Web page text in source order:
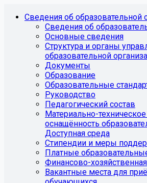
Сведения об образовательной
Сведения об
Основные сведения
Структура и органы
образовательной
Документы
Образование
Образовательные
Руководство
Педагогический состав
Материально-
оснащённость
Доступная среда
Стипендии и меры
Платные
Финансово-
Вакантные места для